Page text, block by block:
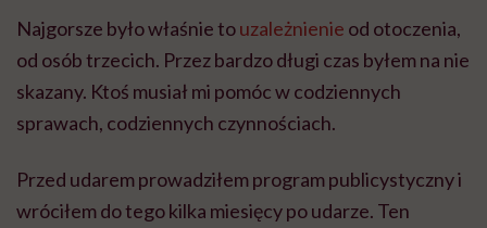
Najgorsze było właśnie touzależnienie od otoczenia,
od osób trzecich. Przez bardzo długi czas byłem na nie
skazany. Ktoś musiał mi pomóc w codziennych
sprawach, codziennych czynnościach.
Przed udarem prowadziłem program publicystyczny i
wróciłem do tego kilka miesięcy po udarze. Ten